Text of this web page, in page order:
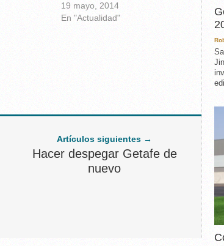
19 mayo, 2014
En "Actualidad"
Artículos siguientes →
Hacer despegar Getafe de
nuevo